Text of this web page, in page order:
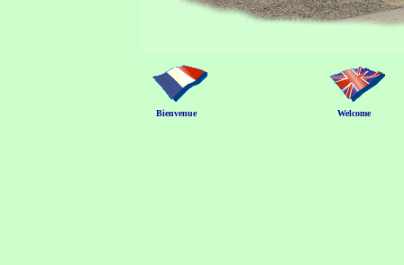
Bienvenue Welcome